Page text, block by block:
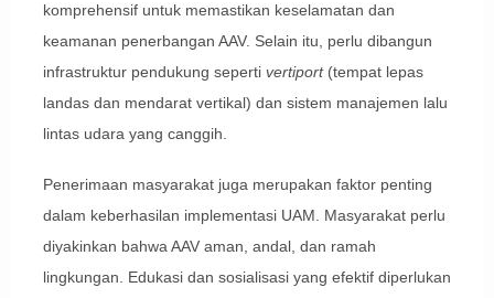
komprehensif untuk memastikan keselamatan dan
keamanan penerbangan AAV. Selain itu, perlu dibangun
infrastruktur pendukung seperti vertiport(tempat lepas
landas dan mendarat vertikal) dan sistem manajemen lalu
lintas udara yang canggih.
Penerimaan masyarakat juga merupakan faktor penting
dalam keberhasilan implementasi UAM. Masyarakat perlu
diyakinkan bahwa AAV aman, andal, dan ramah
lingkungan. Edukasi dan sosialisasi yang efektif diperlukan